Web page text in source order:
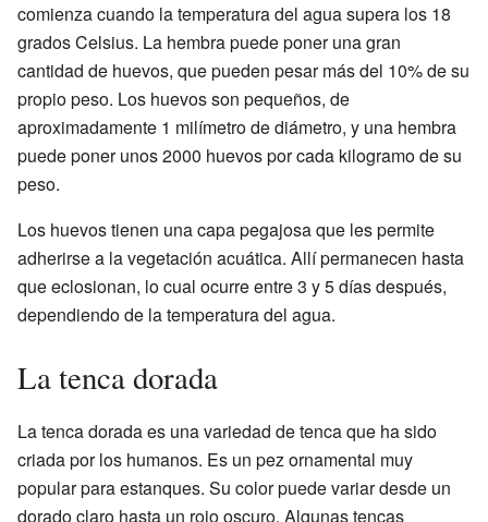
comienza cuando la temperatura del agua supera los 18
grados Celsius. La hembra puede poner una gran
cantidad de huevos, que pueden pesar más del 10% de su
propio peso. Los huevos son pequeños, de
aproximadamente 1 milímetro de diámetro, y una hembra
puede poner unos 2000 huevos por cada kilogramo de su
peso.
Los huevos tienen una capa pegajosa que les permite
adherirse a la vegetación acuática. Allí permanecen hasta
que eclosionan, lo cual ocurre entre 3 y 5 días después,
dependiendo de la temperatura del agua.
La tenca dorada
La tenca dorada es una variedad de tenca que ha sido
criada por los humanos. Es un pez ornamental muy
popular para estanques. Su color puede variar desde un
dorado claro hasta un rojo oscuro. Algunas tencas